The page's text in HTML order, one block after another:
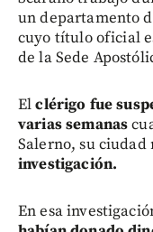
un departamento
cuyo título oficial
de la Sede
Elclérigo fue
varias semanas
Salerno, su ciudad
investigación.
En esa